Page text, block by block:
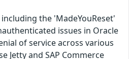
the 'MadeYouReset'
issues in Oracle
of service across various
Jetty and SAP Commerce